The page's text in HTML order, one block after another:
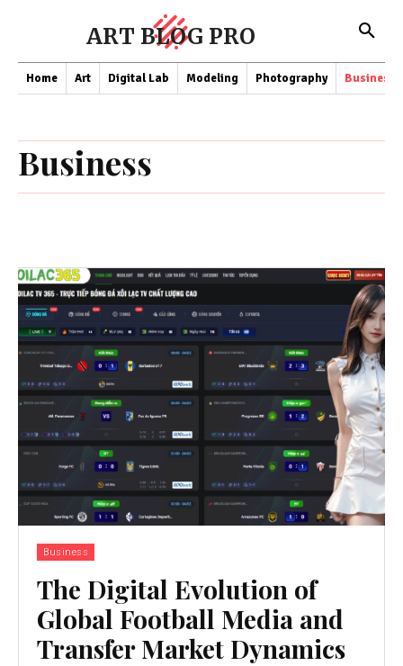
ART BLOG PRO
Home Art Digital Lab Modeling Photography Business
Business
Business
The Digital Evolution of
Global Football Media and
Transfer Market Dynamics